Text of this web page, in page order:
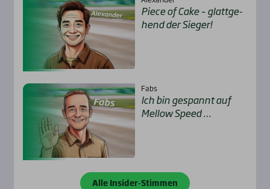
Pie­ce of Cake – glatt­ge­
hend der Sie­ger!
Fabs
Ich bin gespannt auf
Mel­low Speed …
Alle Insider-Stimmen